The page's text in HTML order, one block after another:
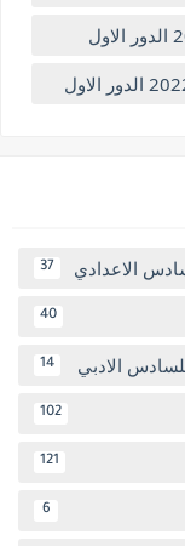
الاعدادي 37
40
الادبي 14
102
121
6